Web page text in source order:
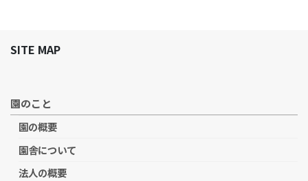
SITE MAP
園のこと
園の概要
園舎について
法人の概要